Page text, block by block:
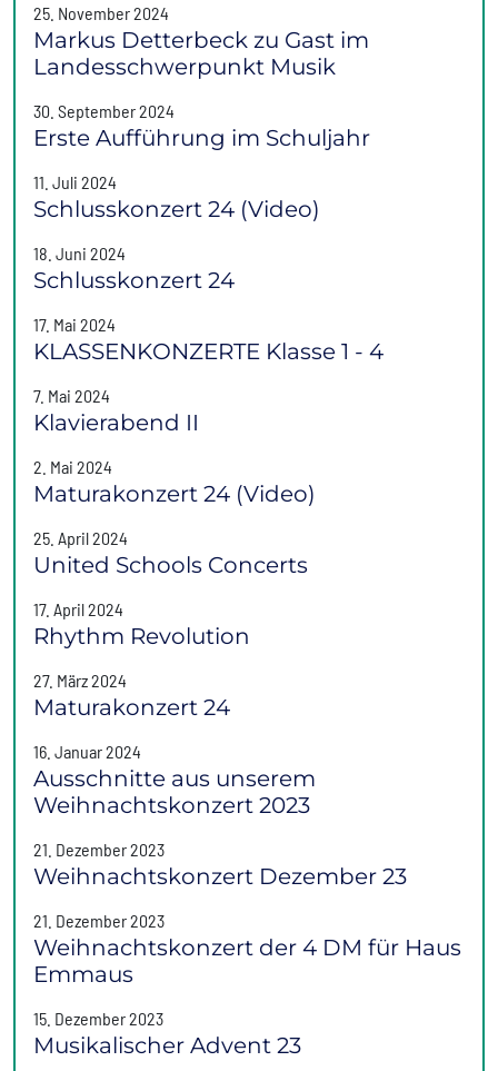
25. November 2024
Markus Detterbeck zu Gast im
Landesschwerpunkt Musik
30. September 2024
Erste Aufführung im Schuljahr
11. Juli 2024
Schlusskonzert 24 (Video)
18. Juni 2024
Schlusskonzert 24
17. Mai 2024
KLASSENKONZERTE Klasse 1 - 4
7. Mai 2024
Klavierabend II
2. Mai 2024
Maturakonzert 24 (Video)
25. April 2024
United Schools Concerts
17. April 2024
Rhythm Revolution
27. März 2024
Maturakonzert 24
16. Januar 2024
Ausschnitte aus unserem
Weihnachtskonzert 2023
21. Dezember 2023
Weihnachtskonzert Dezember 23
21. Dezember 2023
Weihnachtskonzert der 4 DM für Haus
Emmaus
15. Dezember 2023
Musikalischer Advent 23